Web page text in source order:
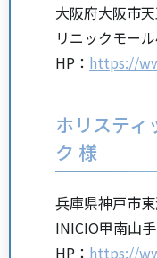
大阪府大阪市
リニックモー
HP： https://
ホリスティ
ク 様
兵庫県神戸市
INICIO甲南山
HP： https://